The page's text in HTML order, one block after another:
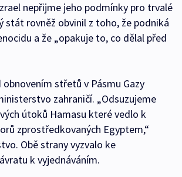
nepřijme jeho podmínky pro trvalé
stát rovněž obvinil z toho, že podniká
a že „opakuje to, co dělal před
střetů v Pásmu Gazy
zahraničí. „Odsuzujeme
útoků Hamasu které vedlo k
zprostředkovaných Egyptem,“
Obě strany vyzvalo ke
k vyjednáváním.